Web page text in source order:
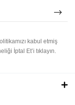
kabul etmiş
İptal Et’i tıklayın.